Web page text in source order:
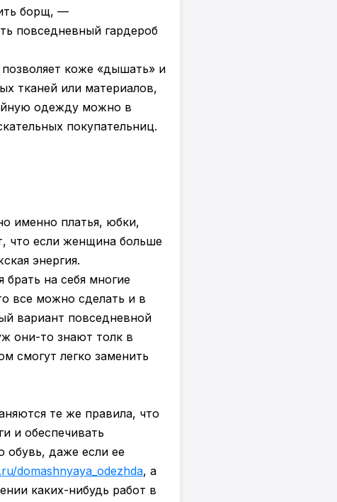
борщ, —
повседневный гардероб
позволяет коже «дышать» и
тканей или материалов,
одежду можно в
покупательниц.
именно платья, юбки,
что если женщина больше
энергия.
брать на себя многие
все можно сделать и в
вариант повседневной
они-то знают толк в
смогут легко заменить
те же правила, что
и обеспечивать
обувь, даже если ее
domashnyaya_odezhda, а
каких-нибудь работ в